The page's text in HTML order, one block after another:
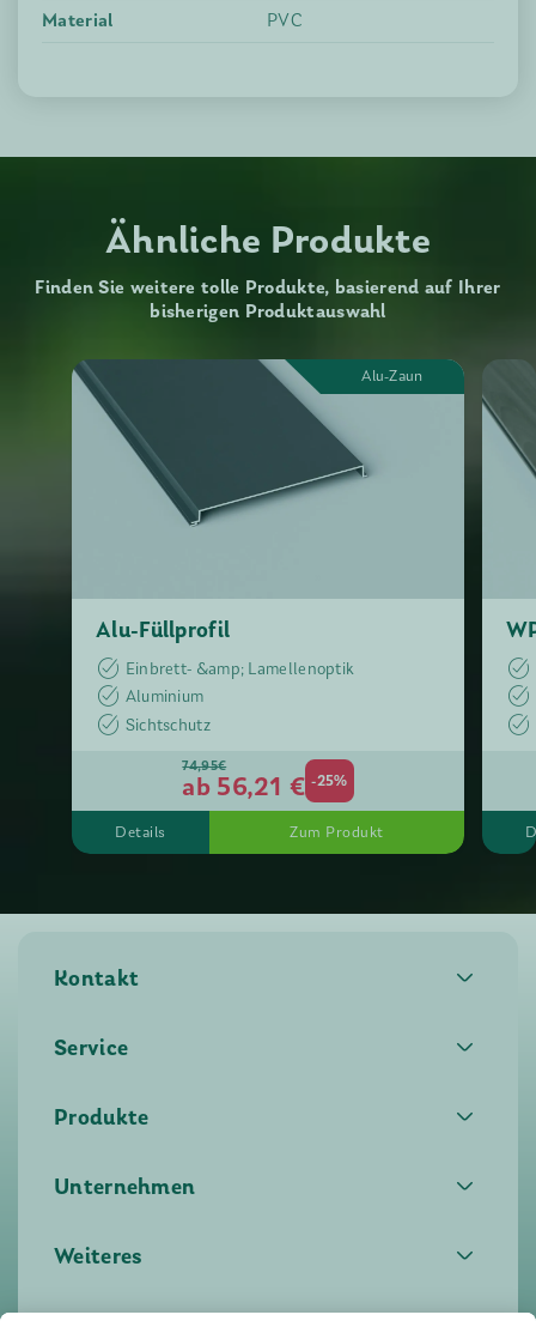
Material
PVC
Ähnliche Produkte
Finden Sie weitere tolle Produkte, basierend auf Ihrer
bisherigen Produktauswahl
Alu-Füllprofil
Alu-Zaun
Einbrett- &amp; Lamellenoptik
Aluminium
Sichtschutz
74,95€
ab 56,21 € -25%
Details Zum Produkt
Kontakt
Service
Produkte
Unternehmen
Weiteres